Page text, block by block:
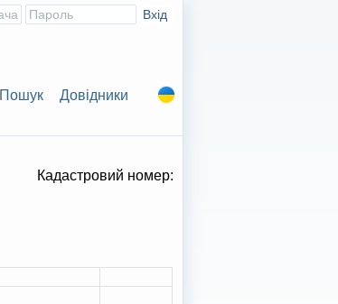
Пошук Довідники
Кадастровий номер: